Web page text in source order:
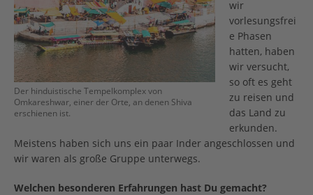
Der hinduistische Tempelkomplex von
Omkareshwar, einer der Orte, an denen Shiva
erschienen ist.
wir
vorlesungsfrei
e Phasen
hatten, haben
wir versucht,
so oft es geht
zu reisen und
das Land zu
erkunden.
Meistens haben sich uns ein paar Inder angeschlossen und
wir waren als große Gruppe unterwegs.
Welchen besonderen Erfahrungen hast Du gemacht?